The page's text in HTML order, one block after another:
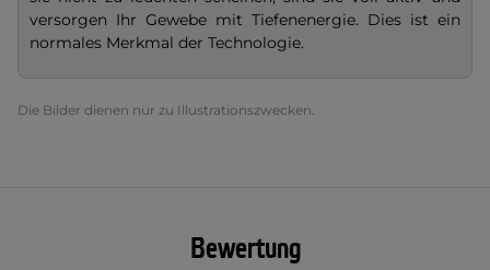
versorgen Ihr Gewebe mit Tiefenenergie. Dies ist ein
normales Merkmal der Technologie.
Die Bilder dienen nur zu Illustrationszwecken.
Bewertung